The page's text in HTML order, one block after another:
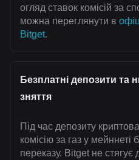
огляд ставок комісій за
можна переглянути в
Bitget.
Безплатні депозити та
зняття
Під час депозиту
комісію за газ у мейннеті
переказу. Bitget не стягує